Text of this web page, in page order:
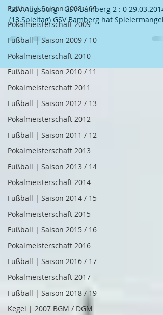
Fußball | Saison 2008 / 09
Pokalmeisterschaft 2009
Fußball | Saison 2009 / 10
Pokalmeisterschaft 2010
Fußball | Saison 2010 / 11
Pokalmeisterschaft 2011
Fußball | Saison 2012 / 13
Pokalmeisterschaft 2012
Fußball | Saison 2011 / 12
Pokalmeisterschaft 2013
Fußball | Saison 2013 / 14
Pokalmeisterschaft 2014
Fußball | Saison 2014 / 15
Pokalmeisterschaft 2015
Fußball | Saison 2015 / 16
Pokalmeisterschaft 2016
Fußball | Saison 2016 / 17
Pokalmeisterschaft 2017
Fußball | Saison 2018 / 19
Kegel | 2007 BGM / DGM
GSV Augsburg - GSV Bamberg 2 : 0 29.03.2014
(13.Spieltag) GSV Bamberg hat Spielermangel